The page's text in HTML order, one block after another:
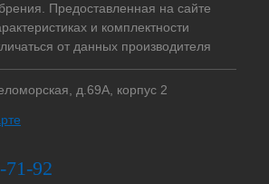
Предоставленная на сайте
и комплектности
от данных производителя
д.69А, корпус 2
71-92